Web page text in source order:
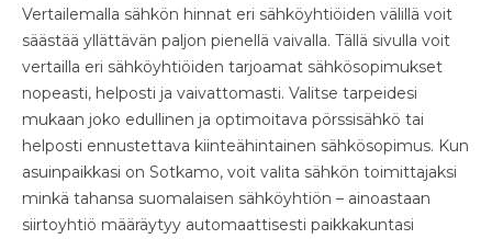
Vertailemalla sähkön hinnat eri sähköyhtiöiden välillä voit
säästää yllättävän paljon pienellä vaivalla. Tällä sivulla voit
vertailla eri sähköyhtiöiden tarjoamat sähkösopimukset
nopeasti, helposti ja vaivattomasti. Valitse tarpeidesi
mukaan joko edullinen ja optimoitava pörssisähkö tai
helposti ennustettava kiinteähintainen sähkösopimus. Kun
asuinpaikkasi on Sotkamo, voit valita sähkön toimittajaksi
minkä tahansa suomalaisen sähköyhtiön – ainoastaan
siirtoyhtiö määräytyy automaattisesti paikkakuntasi